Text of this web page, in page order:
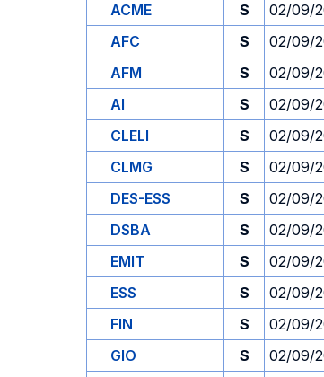
ACME
S 02/09/
AFC
S 02/09/
AFM
S 02/09/
AI
S 02/09/
CLELI
S 02/09/
CLMG
S 02/09/
DES-ESS
S 02/09/
DSBA
S 02/09/
EMIT
S 02/09/
ESS
S 02/09/
FIN
S 02/09/
GIO
S 02/09/